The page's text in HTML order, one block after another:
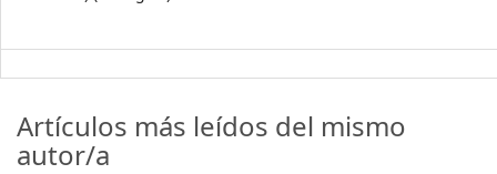
Artículos más leídos del mismo
autor/a